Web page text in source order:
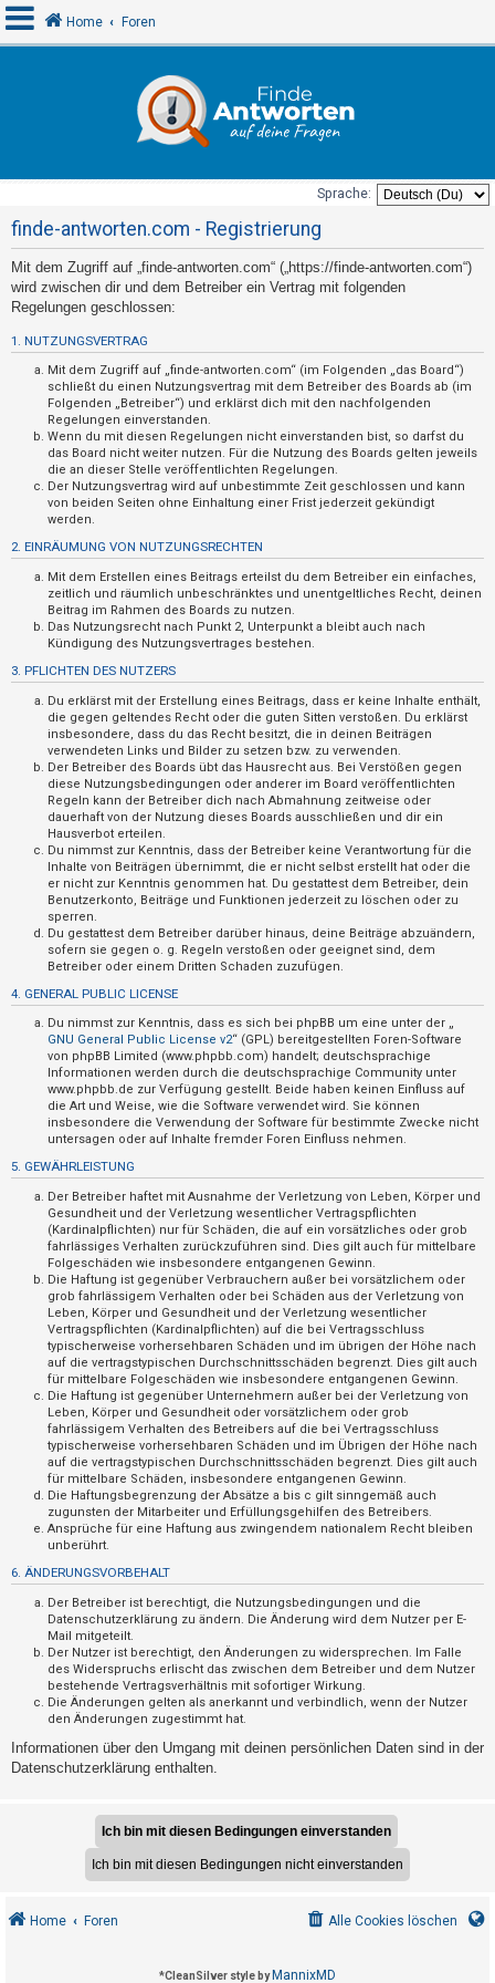
l
d
e
n
t
w
e
t
e
m
Home Foren
Sprache:
finde-antworten.com - Registrierung
Mit dem Zugriff auf „finde-antworten.com“ („https://finde-antworten.com“)
wird zwischen dir und dem Betreiber ein Vertrag mit folgenden
Regelungen geschlossen:
1. NUTZUNGSVERTRAG
Mit dem Zugriff auf „finde-antworten.com“ (im Folgenden „das Board“)
schließt du einen Nutzungsvertrag mit dem Betreiber des Boards ab (im
Folgenden „Betreiber“) und erklärst dich mit den nachfolgenden
Regelungen einverstanden.
Wenn du mit diesen Regelungen nicht einverstanden bist, so darfst du
das Board nicht weiter nutzen. Für die Nutzung des Boards gelten jeweils
die an dieser Stelle veröffentlichten Regelungen.
Der Nutzungsvertrag wird auf unbestimmte Zeit geschlossen und kann
von beiden Seiten ohne Einhaltung einer Frist jederzeit gekündigt
werden.
2. EINRÄUMUNG VON NUTZUNGSRECHTEN
Mit dem Erstellen eines Beitrags erteilst du dem Betreiber ein einfaches,
zeitlich und räumlich unbeschränktes und unentgeltliches Recht, deinen
Beitrag im Rahmen des Boards zu nutzen.
Das Nutzungsrecht nach Punkt 2, Unterpunkt a bleibt auch nach
Kündigung des Nutzungsvertrages bestehen.
3. PFLICHTEN DES NUTZERS
Du erklärst mit der Erstellung eines Beitrags, dass er keine Inhalte enthält,
die gegen geltendes Recht oder die guten Sitten verstoßen. Du erklärst
insbesondere, dass du das Recht besitzt, die in deinen Beiträgen
verwendeten Links und Bilder zu setzen bzw. zu verwenden.
Der Betreiber des Boards übt das Hausrecht aus. Bei Verstößen gegen
diese Nutzungsbedingungen oder anderer im Board veröffentlichten
Regeln kann der Betreiber dich nach Abmahnung zeitweise oder
dauerhaft von der Nutzung dieses Boards ausschließen und dir ein
Hausverbot erteilen.
Du nimmst zur Kenntnis, dass der Betreiber keine Verantwortung für die
Inhalte von Beiträgen übernimmt, die er nicht selbst erstellt hat oder die
er nicht zur Kenntnis genommen hat. Du gestattest dem Betreiber, dein
Benutzerkonto, Beiträge und Funktionen jederzeit zu löschen oder zu
sperren.
Du gestattest dem Betreiber darüber hinaus, deine Beiträge abzuändern,
sofern sie gegen o. g. Regeln verstoßen oder geeignet sind, dem
Betreiber oder einem Dritten Schaden zuzufügen.
4. GENERAL PUBLIC LICENSE
Du nimmst zur Kenntnis, dass es sich bei phpBB um eine unter der „
GNU General Public License v2“ (GPL) bereitgestellten Foren-Software
von phpBB Limited (www.phpbb.com) handelt; deutschsprachige
Informationen werden durch die deutschsprachige Community unter
www.phpbb.de zur Verfügung gestellt. Beide haben keinen Einfluss auf
die Art und Weise, wie die Software verwendet wird. Sie können
insbesondere die Verwendung der Software für bestimmte Zwecke nicht
untersagen oder auf Inhalte fremder Foren Einfluss nehmen.
5. GEWÄHRLEISTUNG
Der Betreiber haftet mit Ausnahme der Verletzung von Leben, Körper und
Gesundheit und der Verletzung wesentlicher Vertragspflichten
(Kardinalpflichten) nur für Schäden, die auf ein vorsätzliches oder grob
fahrlässiges Verhalten zurückzuführen sind. Dies gilt auch für mittelbare
Folgeschäden wie insbesondere entgangenen Gewinn.
Die Haftung ist gegenüber Verbrauchern außer bei vorsätzlichem oder
grob fahrlässigem Verhalten oder bei Schäden aus der Verletzung von
Leben, Körper und Gesundheit und der Verletzung wesentlicher
Vertragspflichten (Kardinalpflichten) auf die bei Vertragsschluss
typischerweise vorhersehbaren Schäden und im übrigen der Höhe nach
auf die vertragstypischen Durchschnittsschäden begrenzt. Dies gilt auch
für mittelbare Folgeschäden wie insbesondere entgangenen Gewinn.
Die Haftung ist gegenüber Unternehmern außer bei der Verletzung von
Leben, Körper und Gesundheit oder vorsätzlichem oder grob
fahrlässigem Verhalten des Betreibers auf die bei Vertragsschluss
typischerweise vorhersehbaren Schäden und im Übrigen der Höhe nach
auf die vertragstypischen Durchschnittsschäden begrenzt. Dies gilt auch
für mittelbare Schäden, insbesondere entgangenen Gewinn.
Die Haftungsbegrenzung der Absätze a bis c gilt sinngemäß auch
zugunsten der Mitarbeiter und Erfüllungsgehilfen des Betreibers.
Ansprüche für eine Haftung aus zwingendem nationalem Recht bleiben
unberührt.
6. ÄNDERUNGSVORBEHALT
Der Betreiber ist berechtigt, die Nutzungsbedingungen und die
Datenschutzerklärung zu ändern. Die Änderung wird dem Nutzer per E-
Mail mitgeteilt.
Der Nutzer ist berechtigt, den Änderungen zu widersprechen. Im Falle
des Widerspruchs erlischt das zwischen dem Betreiber und dem Nutzer
bestehende Vertragsverhältnis mit sofortiger Wirkung.
Die Änderungen gelten als anerkannt und verbindlich, wenn der Nutzer
den Änderungen zugestimmt hat.
Informationen über den Umgang mit deinen persönlichen Daten sind in der
Datenschutzerklärung enthalten.
Home Foren Alle Cookies löschen
*CleanSilver style byMannixMD